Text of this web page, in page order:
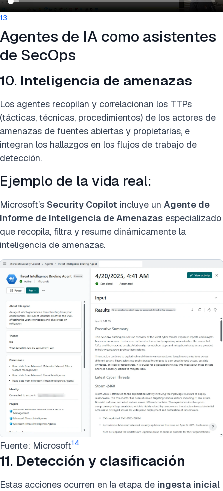
13
Agentes de IA como asistentes
de SecOps
10. Inteligencia de amenazas
Los agentes recopilan y correlacionan los TTPs
(tácticas, técnicas, procedimientos) de los actores de
amenazas de fuentes abiertas y propietarias, e
integran los hallazgos en los flujos de trabajo de
detección.
Ejemplo de la vida real:
Microsoft’s Security Copilot incluye un Agente de
Informe de Inteligencia de Amenazas especializado
que recopila, filtra y resume dinámicamente la
inteligencia de amenazas.
Fuente: Microsoft14
11. Detección y clasificación
Estas acciones ocurren en la etapa de ingesta inicial